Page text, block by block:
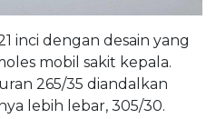
inci dengan desain yang
mobil sakit kepala.
265/35 diandalkan
lebih lebar, 305/30.